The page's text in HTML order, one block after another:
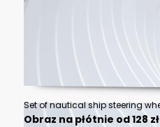
Obraz na płótnie od 128 zł